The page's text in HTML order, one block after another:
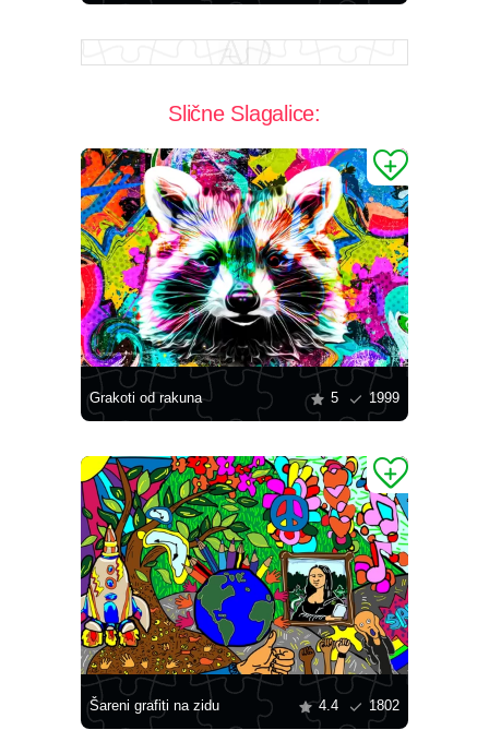
Slične Slagalice:
Grakoti od rakuna 5 1999
Šareni grafiti na zidu 4.4 1802